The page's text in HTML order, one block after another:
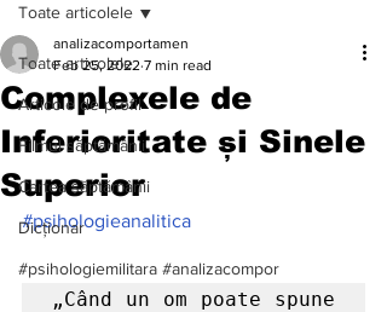
Toate articolele
Articole de profil
Filmul săptămânii
Cartea săptămânii
Dicționar
#psihologiemilitara #analizacompor
Toate articolele
Complexele de
Inferioritate și Sinele
Superior
analizacomportamen
Feb 25, 2022 7 min read
#psihologieanalitica
„Când un om poate spune